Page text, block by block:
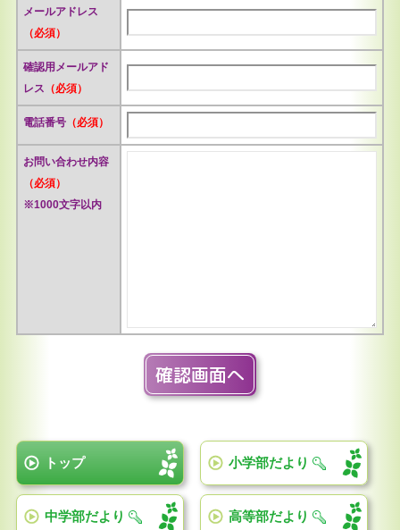
メールアドレス
（必須）
確認用メールアド
レス （必須）
電話番号（必須）
お問い合わせ内容
（必須）
※1000文字以内
確認画面へ
トップ 小学部だより
中学部だより 高等部だより